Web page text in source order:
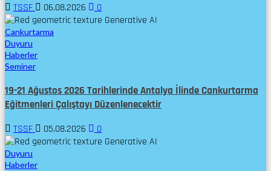
TSSF 06.08.2026 0
Cankurtarma
Duyuru
Haberler
Seminer
19-21 Ağustos 2026 Tarihlerinde Antalya İlinde Cankurtarma
Eğitmenleri Çalıştayı Düzenlenecektir
TSSF 05.08.2026 0
Duyuru
Haberler